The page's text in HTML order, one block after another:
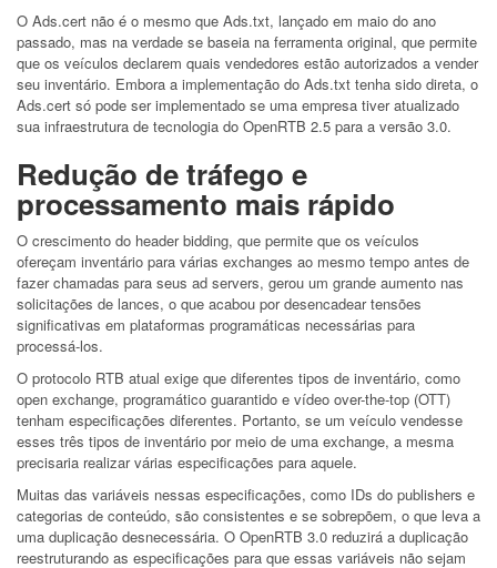
O Ads.cert não é o mesmo que Ads.txt, lançado em maio do ano
passado, mas na verdade se baseia na ferramenta original, que permite
que os veículos declarem quais vendedores estão autorizados a vender
seu inventário. Embora a implementação do Ads.txt tenha sido direta, o
Ads.cert só pode ser implementado se uma empresa tiver atualizado
sua infraestrutura de tecnologia do OpenRTB 2.5 para a versão 3.0.
Redução de tráfego e
processamento mais rápido
O crescimento do header bidding, que permite que os veículos
ofereçam inventário para várias exchanges ao mesmo tempo antes de
fazer chamadas para seus ad servers, gerou um grande aumento nas
solicitações de lances, o que acabou por desencadear tensões
significativas em plataformas programáticas necessárias para
processá-los.
O protocolo RTB atual exige que diferentes tipos de inventário, como
open exchange, programático guarantido e vídeo over-the-top (OTT)
tenham especificações diferentes. Portanto, se um veículo vendesse
esses três tipos de inventário por meio de uma exchange, a mesma
precisaria realizar várias especificações para aquele.
Muitas das variáveis ​​nessas especificações, como IDs do publishers e
categorias de conteúdo, são consistentes e se sobrepõem, o que leva a
uma duplicação desnecessária. O OpenRTB 3.0 reduzirá a duplicação
reestruturando as especificações para que essas variáveis ​​não sejam